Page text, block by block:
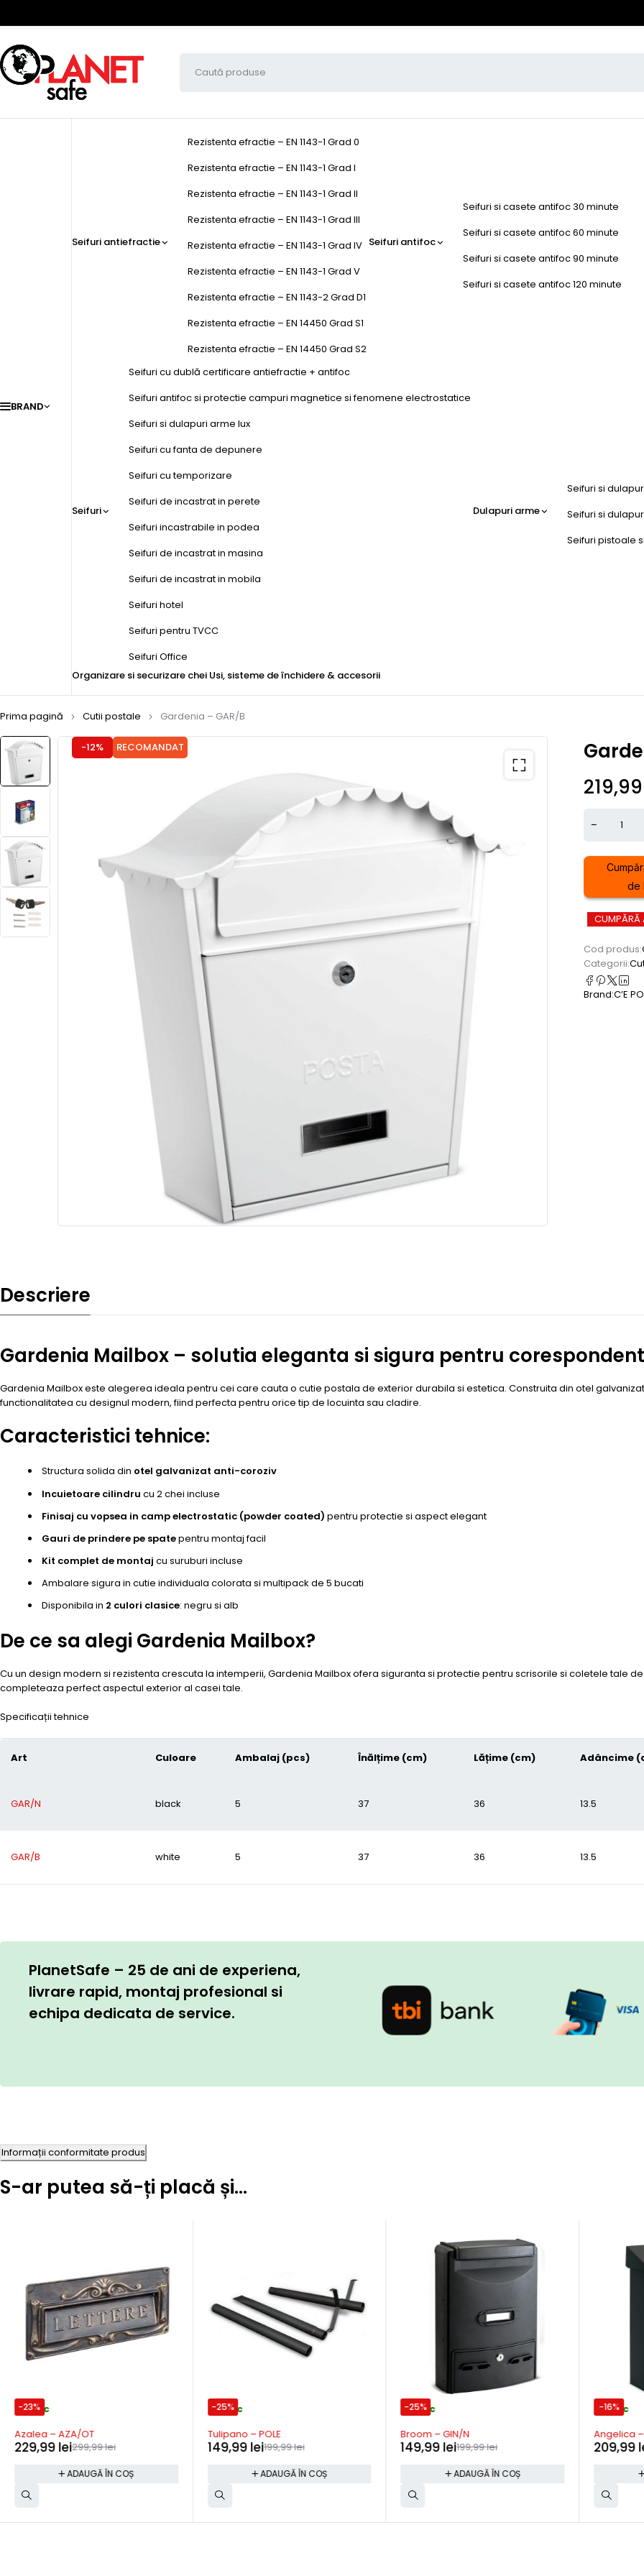
BRAND
Seifuri antiefractie
Rezistenta efractie – EN 1143-1 Grad 0
Rezistenta efractie – EN 1143-1 Grad I
Rezistenta efractie – EN 1143-1 Grad II
Rezistenta efractie – EN 1143-1 Grad III
Rezistenta efractie – EN 1143-1 Grad IV
Rezistenta efractie – EN 1143-1 Grad V
Rezistenta efractie – EN 1143-2 Grad D1
Rezistenta efractie – EN 14450 Grad S1
Rezistenta efractie – EN 14450 Grad S2
Seifuri antifoc
Seifuri si casete antifoc 30 minute
Seifuri si casete antifoc 60 minute
Seifuri si casete antifoc 90 minute
Seifuri si casete antifoc 120 minute
Seifuri
Seifuri cu dublă certificare antiefractie + antifoc
Seifuri antifoc si protectie campuri magnetice si fenomene electrostatice
Seifuri si dulapuri arme lux
Seifuri cu fanta de depunere
Seifuri cu temporizare
Seifuri de incastrat in perete
Seifuri incastrabile in podea
Seifuri de incastrat in masina
Seifuri de incastrat in mobila
Seifuri hotel
Seifuri pentru TVCC
Seifuri Office
Dulapuri arme
Seifuri si
Seifuri si
Seifuri pistoale
Organizare si securizare chei Usi, sisteme de închidere & accesorii
Prima pagină Cutii postale Gardenia – GAR/B
-12% RECOMANDAT
219,99
de
CUMPĂRĂ
Cod produs:
Categorii:
Brand:C’E
Descriere
Gardenia Mailbox – solutia eleganta si sigura pentru
Gardenia Mailbox este alegerea ideala pentru cei care cauta o cutie postala de exterior durabila si estetica. Construita din otel
functionalitatea cu designul modern, fiind perfecta pentru orice tip de locuinta sau cladire.
Caracteristici tehnice:
Structura solida din otel galvanizat anti-coroziv
Incuietoare cilindru cu 2 chei incluse
Finisaj cu vopsea in camp electrostatic (powder coated) pentru protectie si aspect elegant
Gauri de prindere pe spatepentru montaj facil
Kit complet de montaj cu suruburi incluse
Ambalare sigura in cutie individuala colorata si multipack de 5 bucati
Disponibila in 2 culori clasice: negru si alb
De ce sa alegi Gardenia Mailbox?
Cu un design modern si rezistenta crescuta la intemperii, Gardenia Mailbox ofera siguranta si protectie pentru scrisorile si coletele tale
completeaza perfect aspectul exterior al casei tale.
Specificații tehnice
Art Culoare Ambalaj (pcs) Înălțime (cm) Lățime (cm) Adâncime
GAR/N black 5 37 36 13.5
GAR/B white 5 37 36 13.5
PlanetSafe – 25 de ani de experiena,
livrare rapid, montaj profesional si
echipa dedicata de service.
Informații conformitate produs
S-ar putea să-ți placă și…
-23%
In stoc
Azalea – AZA/OT
299,99lei
229,99 lei
ADAUGĂ ÎN COȘ
-25%
In stoc
Tulipano – POLE
199,99lei
149,99 lei
ADAUGĂ ÎN COȘ
-25%
In stoc
Broom – GIN/N
199,99lei
149,99 lei
ADAUGĂ ÎN COȘ
-16%
In stoc
Angelica
209,99